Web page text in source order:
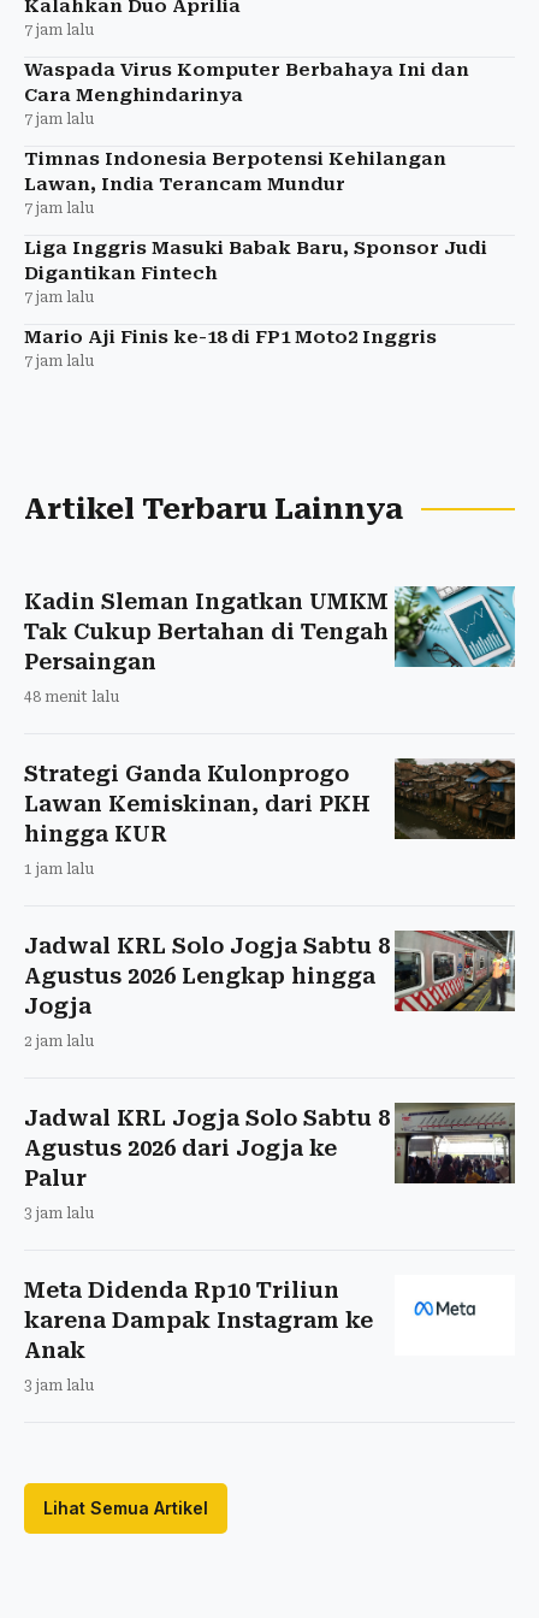
Kalahkan Duo Aprilia
7 jam lalu
Waspada Virus Komputer Berbahaya Ini dan
Cara Menghindarinya
7 jam lalu
Timnas Indonesia Berpotensi Kehilangan
Lawan, India Terancam Mundur
7 jam lalu
Liga Inggris Masuki Babak Baru, Sponsor Judi
Digantikan Fintech
7 jam lalu
Mario Aji Finis ke-18 di FP1 Moto2 Inggris
7 jam lalu
Artikel Terbaru Lainnya
Kadin Sleman Ingatkan UMKM
Tak Cukup Bertahan di Tengah
Persaingan
48 menit lalu
Strategi Ganda Kulonprogo
Lawan Kemiskinan, dari PKH
hingga KUR
1 jam lalu
Jadwal KRL Solo Jogja Sabtu 8
Agustus 2026 Lengkap hingga
Jogja
2 jam lalu
Jadwal KRL Jogja Solo Sabtu 8
Agustus 2026 dari Jogja ke
Palur
3 jam lalu
Meta Didenda Rp10 Triliun
karena Dampak Instagram ke
Anak
3 jam lalu
Lihat Semua Artikel